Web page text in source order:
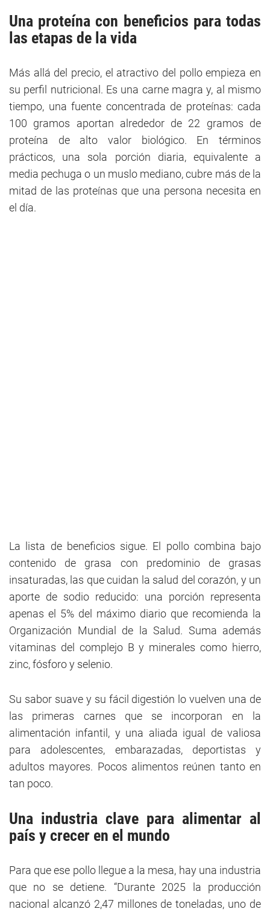
Una proteína con beneficios para todas
las etapas de la vida
Más allá del precio, el atractivo del pollo empieza en
su perfil nutricional. Es una carne magra y, al mismo
tiempo, una fuente concentrada de proteínas: cada
100 gramos aportan alrededor de 22 gramos de
proteína de alto valor biológico. En términos
prácticos, una sola porción diaria, equivalente a
media pechuga o un muslo mediano, cubre más de la
mitad de las proteínas que una persona necesita en
el día.
La lista de beneficios sigue. El pollo combina bajo
contenido de grasa con predominio de grasas
insaturadas, las que cuidan la salud del corazón, y un
aporte de sodio reducido: una porción representa
apenas el 5% del máximo diario que recomienda la
Organización Mundial de la Salud. Suma además
vitaminas del complejo B y minerales como hierro,
zinc, fósforo y selenio.
Su sabor suave y su fácil digestión lo vuelven una de
las primeras carnes que se incorporan en la
alimentación infantil, y una aliada igual de valiosa
para adolescentes, embarazadas, deportistas y
adultos mayores. Pocos alimentos reúnen tanto en
tan poco.
Una industria clave para alimentar al
país y crecer en el mundo
Para que ese pollo llegue a la mesa, hay una industria
que no se detiene. “Durante 2025 la producción
nacional alcanzó 2,47 millones de toneladas, uno de